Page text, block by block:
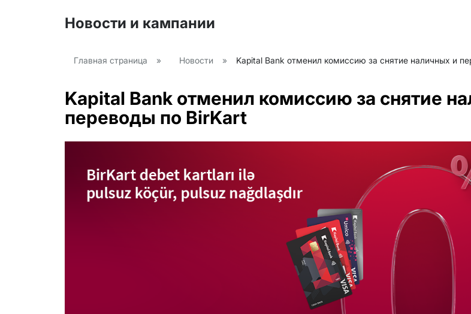
Новости и кампании
Главная страница » Новости » Kapital Bank отменил комиссию за снятие наличных и
Kapital Bank отменил комиссию за снятие
переводы по BirKart